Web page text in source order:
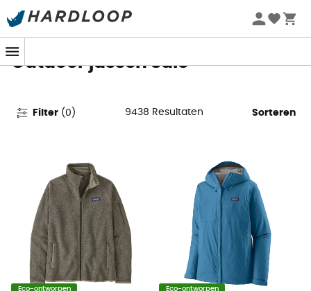
Zomeraanbiedingen 🔥 -5% EXTRA vanaf 2 producten* met
Outdoor jassen Sale
Filter (0 ) 9438 Resultaten Sorteren
Eco-ontworpen Eco-ontworpen